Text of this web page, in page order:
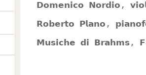
𝗗𝗼𝗺𝗲𝗻𝗶𝗰𝗼 𝗡𝗼𝗿𝗱𝗶𝗼,
𝗥𝗼𝗯𝗲𝗿𝘁𝗼 𝗣𝗹𝗮𝗻𝗼,
𝗠𝘂𝘀𝗶𝗰𝗵𝗲 𝗱𝗶 𝗕𝗿𝗮𝗵𝗺𝘀,